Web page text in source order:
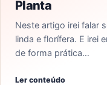
Planta
Neste artigo irei falar
linda e florífera. E irei
de forma prática…
Ler conteúdo